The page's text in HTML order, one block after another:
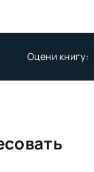
Оцени книгу: